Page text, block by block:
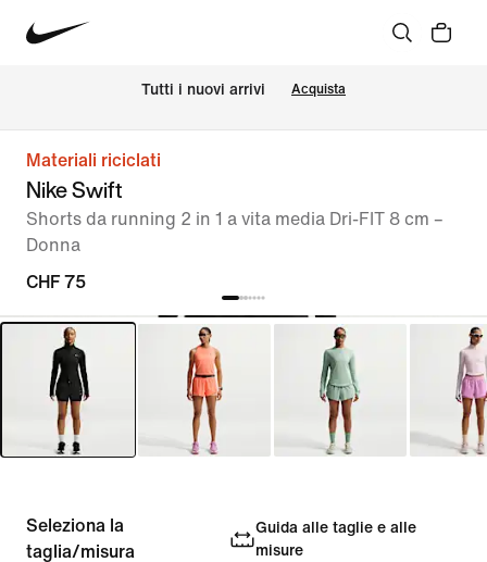
Tutti i nuovi arrivi Acquista
Materiali riciclati
Nike Swift
Shorts da running 2 in 1 a vita media Dri-FIT 8 cm –
Donna
CHF 75
Seleziona la
taglia/misura
Guida alle taglie e alle
misure